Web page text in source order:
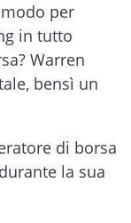
per
in tutto
Warren
bensì un
di borsa
la sua